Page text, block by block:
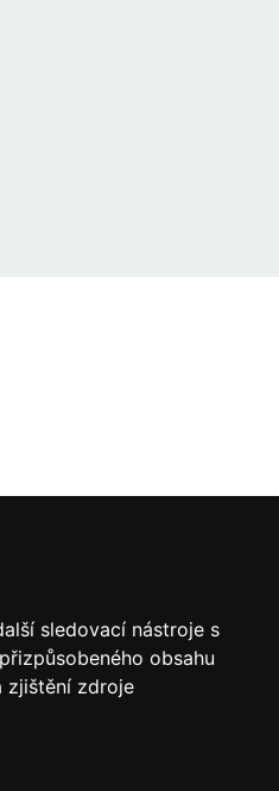
sledovací nástroje s
obsahu
zjištění zdroje